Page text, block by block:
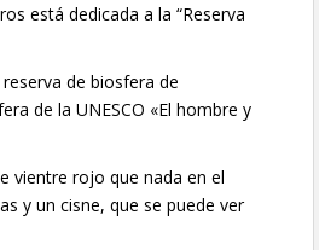
está dedicada a la “Reserva
de biosfera de
de la UNESCO «El hombre y
vientre rojo que nada en el
y un cisne, que se puede ver